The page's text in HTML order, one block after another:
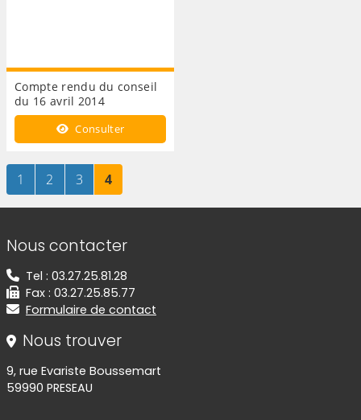
Compte rendu du conseil
du 16 avril 2014
Consulter
Page
1 sur 4Page
2 sur 4Page
3sur 4Page
4sur 4
Informations de contact
Nous contacter
Tel : 03.27.25.81.28
Fax : 03.27.25.85.77
Formulaire de contact
Nous trouver
9, rue Evariste Boussemart
59990 PRESEAU